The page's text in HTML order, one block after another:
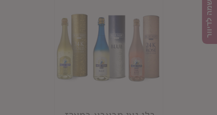
הרשמה לדיוור